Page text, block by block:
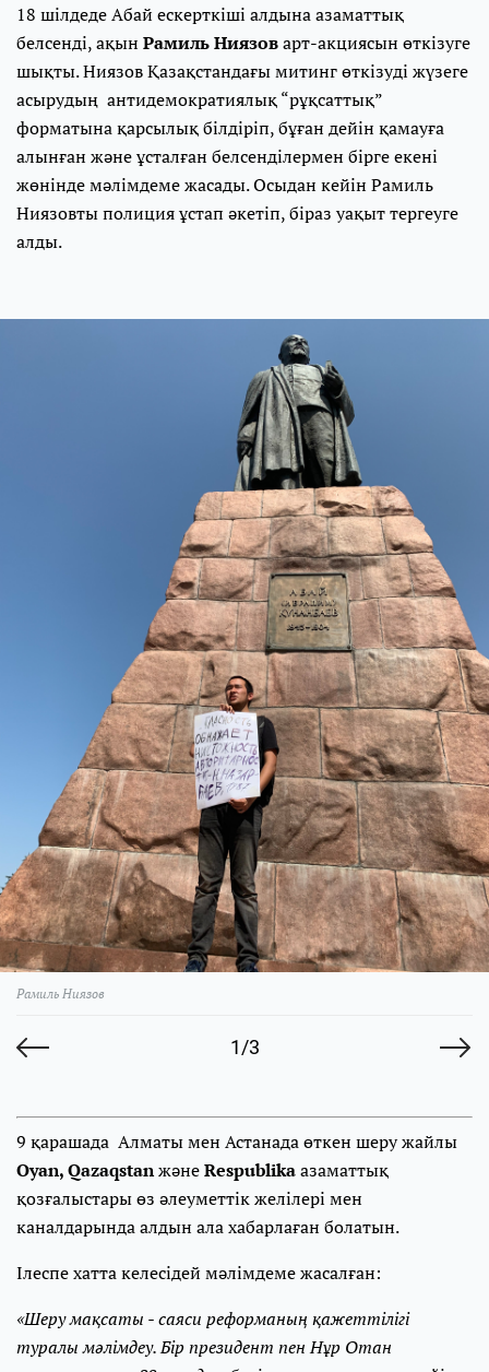
18 шілдеде Абай ескерткіші алдына азаматтық
белсенді, ақын Рамиль Ниязоварт-акциясын өткізуге
шықты. Ниязов Қазақстандағы митинг өткізуді жүзеге
асырудың антидемократиялық “рұқсаттық”
форматына қарсылық білдіріп, бұған дейін қамауға
алынған және ұсталған белсенділермен бірге екені
жөнінде мәлімдеме жасады. Осыдан кейін Рамиль
Ниязовты полиция ұстап әкетіп, біраз уақыт тергеуге
алды.
1/3
Рамиль Ниязов
9 қарашада Алматы мен Астанада өткен шеру жайлы
Oyan, QazaqstanжәнеRespublikaазаматтық
қозғалыстары өз әлеуметтік желілері мен
каналдарында алдын ала хабарлаған болатын.
Ілеспе хатта келесідей мәлімдеме жасалған:
«Шеру мақсаты - саяси реформаның қажеттілігі
туралы мәлімдеу. Бір президент пен Нұр Отан